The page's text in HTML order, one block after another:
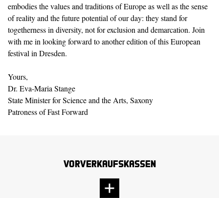
embodies the values and traditions of Europe as well as the sense
of reality and the future potential of our day: they stand for
togetherness in diversity, not for exclusion and demarcation. Join
with me in looking forward to another edition of this European
festival in Dresden.
Yours,
Dr. Eva-Maria Stange
State Minister for Science and the Arts, Saxony
Patroness of Fast Forward
Vorverkaufskassen